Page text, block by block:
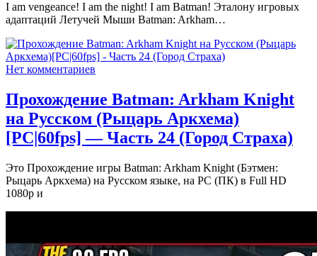
I am vengeance! I am the night! I am Batman! Эталону игровых
адаптаций Летучей Мыши Batman: Arkham…
Нет комментариев
Прохождение Batman: Arkham Knight
на Русском (Рыцарь Аркхема)
[PС|60fps] — Часть 24 (Город Страха)
Это Прохождение игры Batman: Arkham Knight (Бэтмен:
Рыцарь Аркхема) на Русском языке, на PC (ПК) в Full HD
1080p и